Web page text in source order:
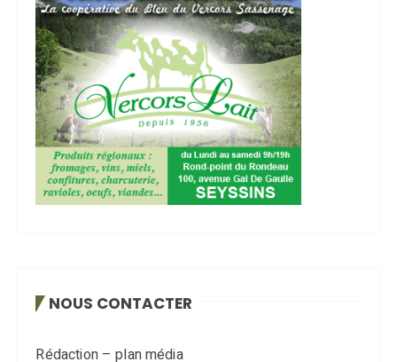
NOUS CONTACTER
Rédaction – plan média